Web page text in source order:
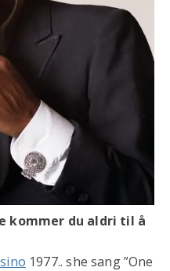
kommer du aldri til å
1977.. she sang ”One